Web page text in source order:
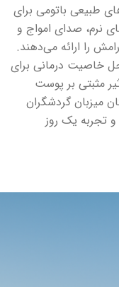
طبیعی باتومی برای
نرم، صدای امواج و
را ارائه می‌دهند.
خاصیت درمانی برای
مثبتی بر پوست
میزبان گردشگران
تجربه یک روز